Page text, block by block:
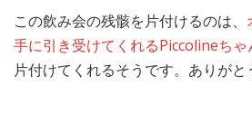
この飲み会の残骸を片付けるのは、
手に引き受けてくれるPiccolineちゃ
片付けてくれるそうです。ありがと